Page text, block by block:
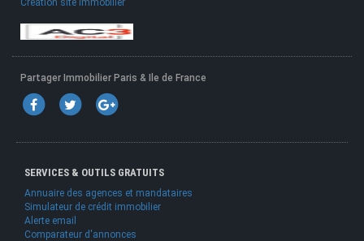
Création site immobilier
Partager Immobilier Paris & Ile de France
SERVICES & OUTILS GRATUITS
Annuaire des agences et mandataires
Simulateur de crédit immobilier
Alerte email
Comparateur d'annonces